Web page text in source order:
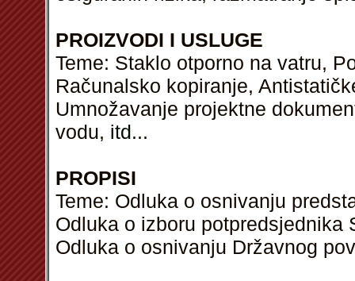
PROIZVODI I USLUGE
Teme: Staklo otporno na vatru,
Računalsko kopiranje,
Umnožavanje projektne
vodu, itd...
PROPISI
Teme: Odluka o osnivanju
Odluka o izboru
Odluka o osnivanju Državnog